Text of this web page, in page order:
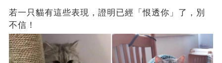
若一只貓有這些表現，證明已經「恨透你」了，別
不信！